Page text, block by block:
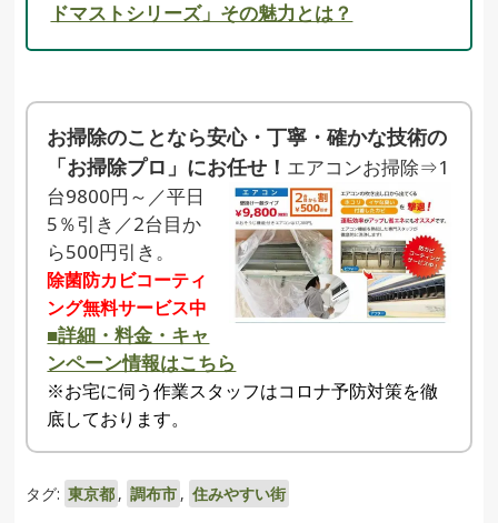
ドマストシリーズ」その魅力とは？
お掃除のことなら安心・丁寧・確かな技術の
「お掃除プロ」にお任せ！ エアコンお掃除⇒1
台9800円～／平日
5％引き／2台目か
ら500円引き。
除菌防カビコーティ
ング無料サービス中
■詳細・料金・キャ
ンペーン情報はこちら
※お宅に伺う作業スタッフはコロナ予防対策を徹
底しております。
タグ: 東京都 , 調布市 , 住みやすい街